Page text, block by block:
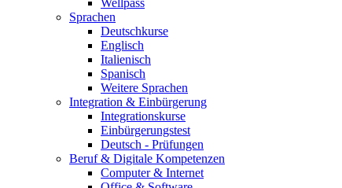
Wellpass
Sprachen
Deutschkurse
Englisch
Italienisch
Spanisch
Weitere Sprachen
Integration & Einbürgerung
Integrationskurse
Einbürgerungstest
Deutsch - Prüfungen
Beruf & Digitale Kompetenzen
Computer & Internet